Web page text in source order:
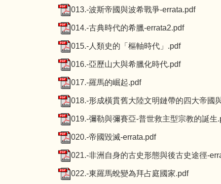
013.-波斯帝國與波希戰爭-errata.pdf
014.-古典時代的希臘-errata2.pdf
015.-人類史的「樞軸時代」.pdf
016.-亞歷山大與希臘化時代.pdf
017.-羅馬的崛起.pdf
018.-形成橫貫舊大陸文明鏈帶的四大帝國
019.-彌勒與彌賽亞-普世救主型宗教的誕生
020.-帝國毀滅-errata.pdf
021.-非洲自身的古史形態與後古史途徑-
022.-東羅馬蛻變為拜占庭國家.pdf